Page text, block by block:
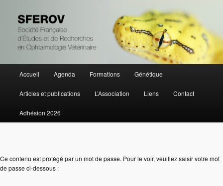
SFEROV
principal
Aller
au
contenu
Accueil Agenda Formations Génétique
Articles et publications L’Association Liens Contact
Adhésion 2026
Ce contenu est protégé par un mot de passe. Pour le voir, veuillez saisir votre mot
de passe ci-dessous :